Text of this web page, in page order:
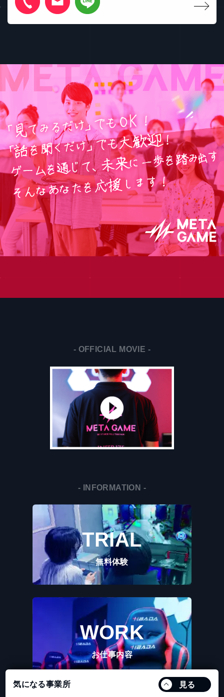
気になる事業所 見る
- OFFICIAL MOVIE -
- INFORMATION -
TRIAL
無料体験
WORK
お仕事内容